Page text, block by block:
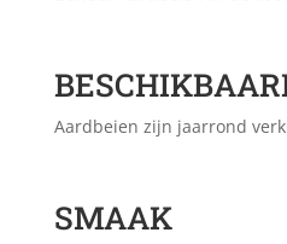
Aardbeien zijn jaarrond
SMAAK